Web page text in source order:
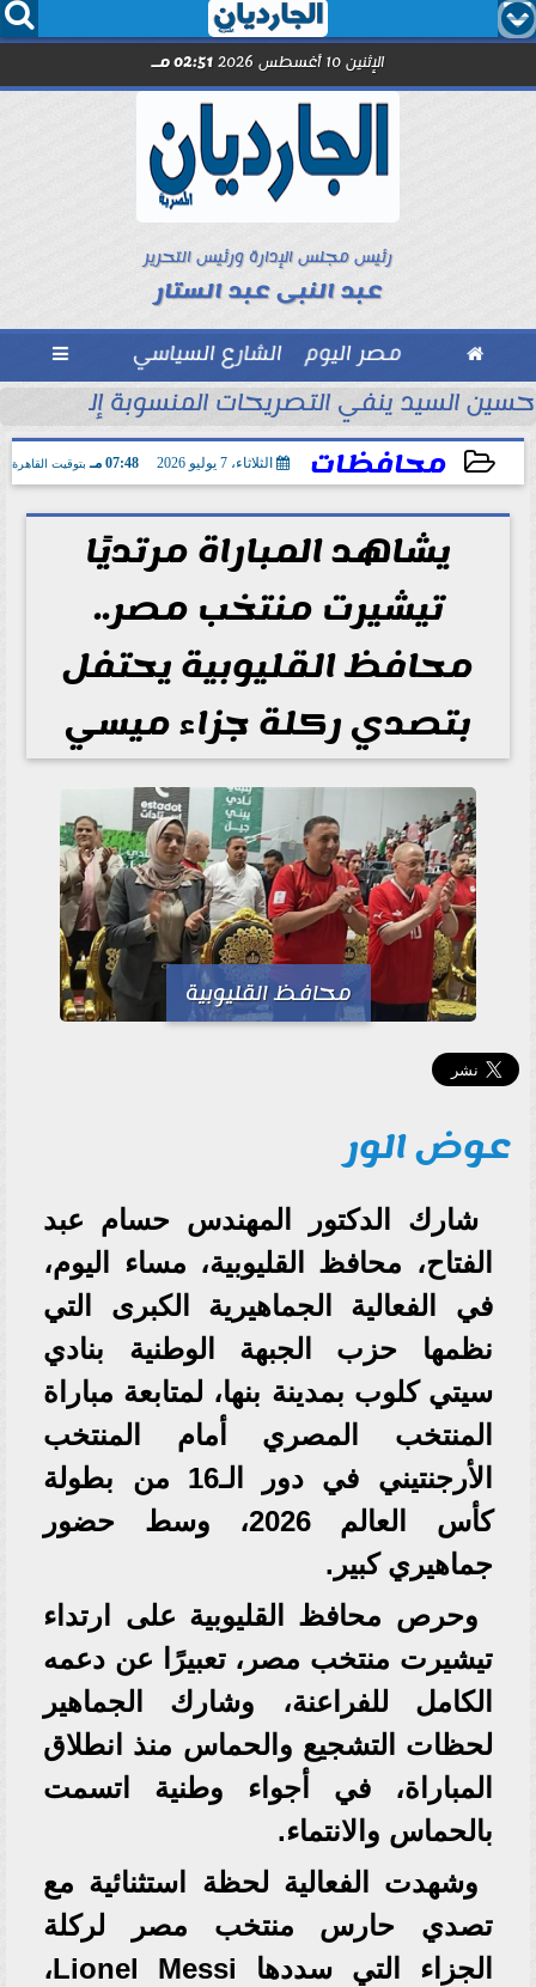
  
الإثنين 10 أغسطس 2026 02:51 مـ
رئيس مجلس الإدارة ورئيس التحرير
عبد النبى عبد الستار
 مصر اليوم الشارع السياسي 
حسين السيد ينفي التصريحات المنسوبة إليه..
محافظات الثلاثاء، 7 يوليو 2026 07:48 مـ بتوقيت القاهرة
2026-07-07 19:48:54
يشاهد المباراة مرتديًا
تيشيرت منتخب مصر..
محافظ القليوبية يحتفل
بتصدي ركلة جزاء ميسي
محافظ القليوبية
عوض الور
شارك الدكتور المهندس حسام عبد
الفتاح، محافظ القليوبية، مساء اليوم،
في الفعالية الجماهيرية الكبرى التي
نظمها حزب الجبهة الوطنية بنادي
سيتي كلوب بمدينة بنها، لمتابعة مباراة
المنتخب المصري أمام المنتخب
الأرجنتيني في دور الـ16 من بطولة
كأس العالم 2026، وسط حضور
جماهيري كبير.
وحرص محافظ القليوبية على ارتداء
تيشيرت منتخب مصر، تعبيرًا عن دعمه
الكامل للفراعنة، وشارك الجماهير
لحظات التشجيع والحماس منذ انطلاق
المباراة، في أجواء وطنية اتسمت
بالحماس والانتماء.
وشهدت الفعالية لحظة استثنائية مع
تصدي حارس منتخب مصر لركلة
الجزاء التي سددها Lionel Messi،